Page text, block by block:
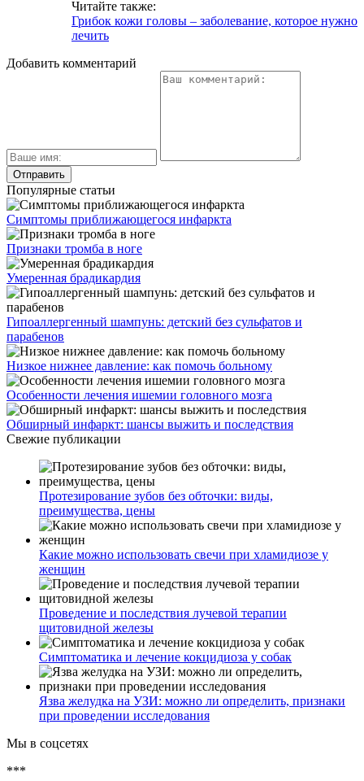
Какие можно использовать свечи при хламидиозе у
Язва желудка на УЗИ: можно ли определить, признаки
при проведении исследования
Мы в соцсетях
***
Информация
Главная страница
О стоматологии
Услуги
Оборудование и технологии
Статьи
Виртуальный тур
Контакты
Наши адреса
г. Владивосток
1@doctor-shadrin.ru
Работаем с 10:00 до 20:00
г. Находка
1@doctor-shadrin.ru
Работаем с 9:00 до 19:00
Цифровая стоматология
© 2019